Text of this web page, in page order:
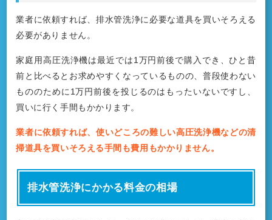
業者に依頼すれば、排水管洗浄に必要な道具を買いそろえる
必要がありません。
家庭用高圧洗浄機は最近では1万円前後で購入でき、ひと昔
前と比べるとお求めやすくなっているものの、普段使わない
もののために1万円前後を投じるのはもったいないですし、
買いに行く手間もかかります。
業者に依頼すれば、使いどころの難しい高圧洗浄機などの清
掃道具を買いそろえる手間も費用もかかりません。
排水管洗浄にかかる料金の相場